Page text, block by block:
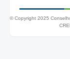
© Copyright 2025